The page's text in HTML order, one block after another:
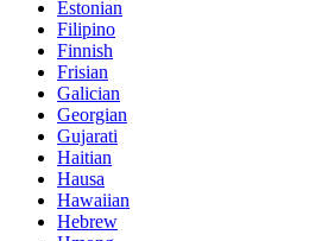
Estonian
Filipino
Finnish
Frisian
Galician
Georgian
Gujarati
Haitian
Hausa
Hawaiian
Hebrew